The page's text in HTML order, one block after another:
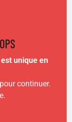
unique en
continuer.